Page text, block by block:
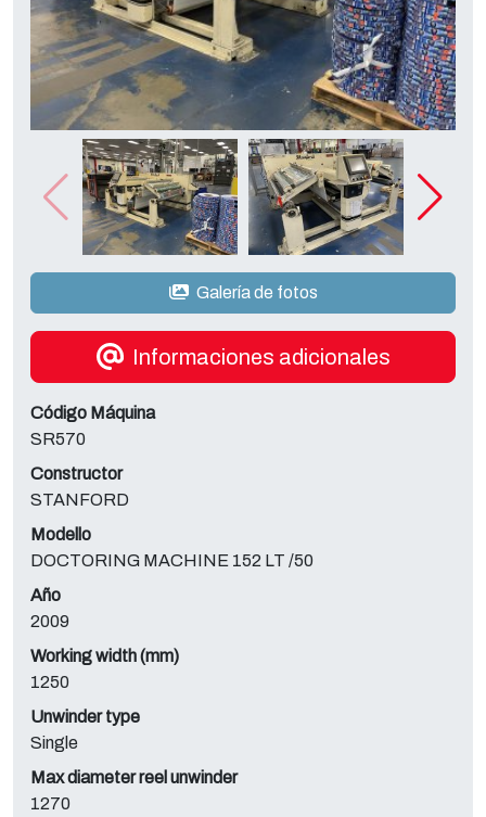
Galería de fotos
Informaciones adicionales
Código Máquina
SR570
Constructor
STANFORD
Modello
DOCTORING MACHINE 152 LT /50
Año
2009
Working width (mm)
1250
Unwinder type
Single
Max diameter reel unwinder
1270